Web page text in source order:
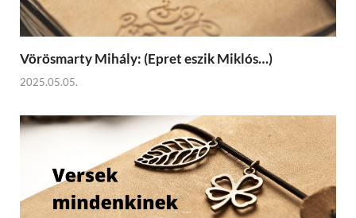
Vörösmarty Mihály: (Epret eszik Miklós…)
2025.05.05.